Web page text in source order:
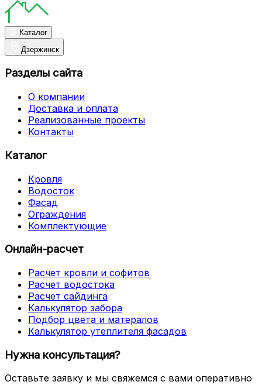
Каталог
Дзержинск
Разделы сайта
О компании
Доставка и оплата
Реализованные проекты
Контакты
Каталог
Кровля
Водосток
Фасад
Ограждения
Комплектующие
Онлайн-расчет
Расчет кровли и софитов
Расчет водостока
Расчет сайдинга
Калькулятор забора
Подбор цвета и матералов
Калькулятор утеплителя фасадов
Нужна консультация?
Оставьте заявку и мы свяжемся с вами оперативно